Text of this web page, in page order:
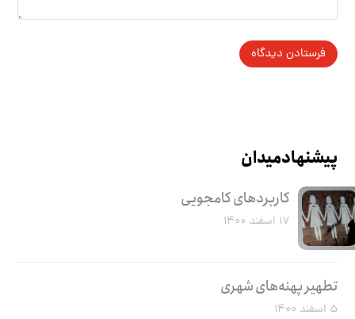
پیشنهاد میدان
کاربرد‌های کامجویی
۱۷ اسفند ۱۴۰۰
تطهیر پهنه‌های شهری
۵ اسفند ۱۴۰۰